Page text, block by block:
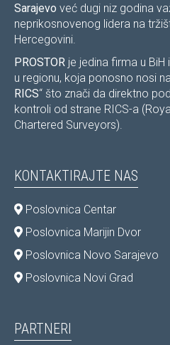
Sarajevo već dugi niz godina
neprikosnovenog lidera na
Hercegovini.
PROSTOR je jedina firma u
u regionu, koja ponosno nosi
RICS“ što znači da direktno
kontroli od strane RICS-a
Chartered Surveyors).
KONTAKTIRAJTE NAS
Poslovnica Centar
Poslovnica Marijin Dvor
Poslovnica Novo Sarajevo
Poslovnica Novi Grad
PARTNERI